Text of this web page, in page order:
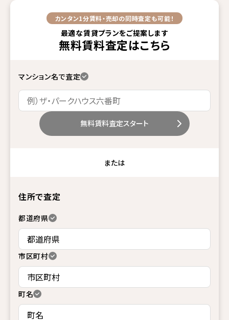
カンタン1分賃料・売却の同時査定も可能！
最適な賃貸プランをご提案します
無料賃料査定はこちら
マンション名で査定
無料賃料査定スタート
または
住所で査定
都道府県
市区町村
町名